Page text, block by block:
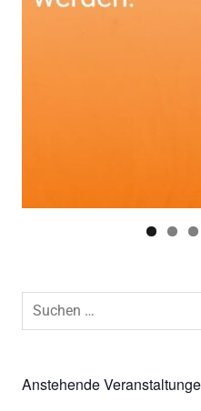
Suchen
Anstehende